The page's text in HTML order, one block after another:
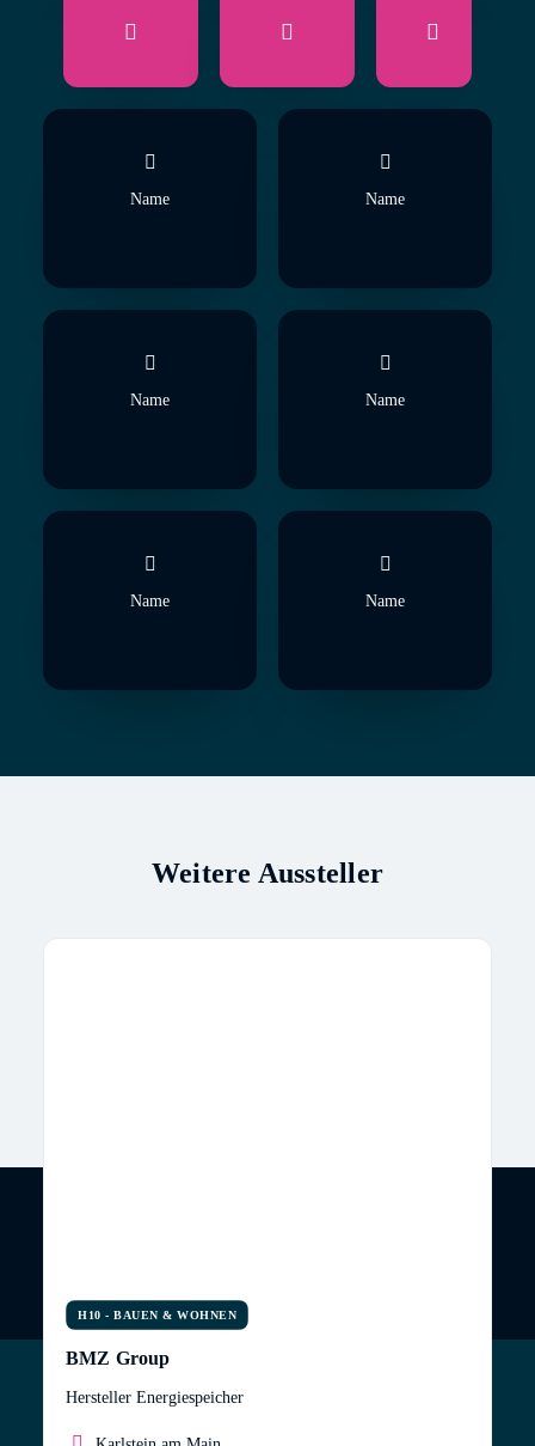
Name Name
Name Name
Name Name
Weitere Aussteller
H10 - BAUEN & WOHNEN
BMZ Group
Hersteller Energiespeicher